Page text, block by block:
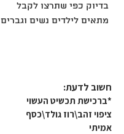
בדיוק כפי שתרצו לקבל
מתאים לילדים נשים וגברים
חשוב לדעת:​
*ברכישת תכשיט העשוי
ציפוי זהב\רוז גולד\כסף
אמיתי